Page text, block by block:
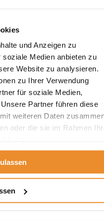
und Anzeigen zu
Medien anbieten zu
Website zu analysieren.
zu Ihrer Verwendung
für soziale Medien,
Partner führen diese
weiteren Daten
oder die sie im Rahmen
hier leider nicht anzeigen.
zu bearbeiten.